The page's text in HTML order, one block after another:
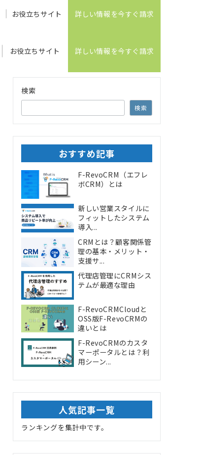
お役立ちサイト 詳しい情報を今すぐ請求
お役立ちサイト 詳しい情報を今すぐ請求
検索
検索
おすすめ記事
F-RevoCRM（エフレ
ボCRM）とは
新しい営業スタイルに
フィットしたシステム
導入...
CRMとは？顧客関係管
理の基本・メリット・
支援サ...
代理店管理にCRMシス
テムが最適な理由
F-RevoCRMCloudと
OSS版F-RevoCRMの
違いとは
F-RevoCRMのカスタ
マーポータルとは？利
用シーン...
人気記事一覧
ランキングを集計中です。